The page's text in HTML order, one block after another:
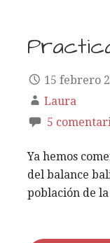
15 febrero
Laura
5
Ya hemos
del balance
población de